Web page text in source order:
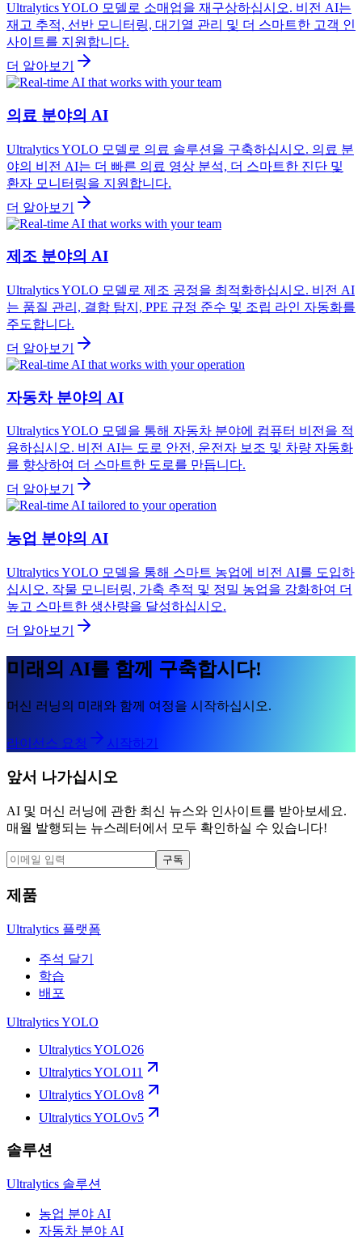
Ultralytics YOLO 모델로 소매업을 재구상하십시오. 비전 AI는
재고 추적, 선반 모니터링, 대기열 관리 및 더 스마트한 고객 인
사이트를 지원합니다.
더 알아보기
의료 분야의 AI
Ultralytics YOLO 모델로 의료 솔루션을 구축하십시오. 의료 분
야의 비전 AI는 더 빠른 의료 영상 분석, 더 스마트한 진단 및
환자 모니터링을 지원합니다.
더 알아보기
제조 분야의 AI
Ultralytics YOLO 모델로 제조 공정을 최적화하십시오. 비전 AI
는 품질 관리, 결함 탐지, PPE 규정 준수 및 조립 라인 자동화를
주도합니다.
더 알아보기
자동차 분야의 AI
Ultralytics YOLO 모델을 통해 자동차 분야에 컴퓨터 비전을 적
용하십시오. 비전 AI는 도로 안전, 운전자 보조 및 차량 자동화
를 향상하여 더 스마트한 도로를 만듭니다.
더 알아보기
농업 분야의 AI
Ultralytics YOLO 모델을 통해 스마트 농업에 비전 AI를 도입하
십시오. 작물 모니터링, 가축 추적 및 정밀 농업을 강화하여 더
높고 스마트한 생산량을 달성하십시오.
더 알아보기
미래의 AI를 함께 구축합시다!
머신 러닝의 미래와 함께 여정을 시작하십시오.
라이선스 요청 시작하기
앞서 나가십시오
AI 및 머신 러닝에 관한 최신 뉴스와 인사이트를 받아보세요.
매월 발행되는 뉴스레터에서 모두 확인하실 수 있습니다!
구독
제품
Ultralytics 플랫폼
주석 달기
학습
배포
Ultralytics YOLO
Ultralytics YOLO26
Ultralytics YOLO11
Ultralytics YOLOv8
Ultralytics YOLOv5
솔루션
Ultralytics 솔루션
농업 분야 AI
자동차 분야 AI